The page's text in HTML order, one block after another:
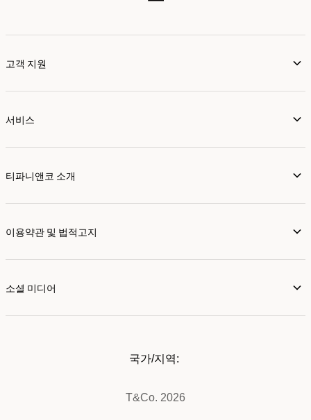
고객 지원
서비스
티파니앤코 소개
이용약관 및 법적고지
소셜 미디어
T&Co. 2026
국가/지역: